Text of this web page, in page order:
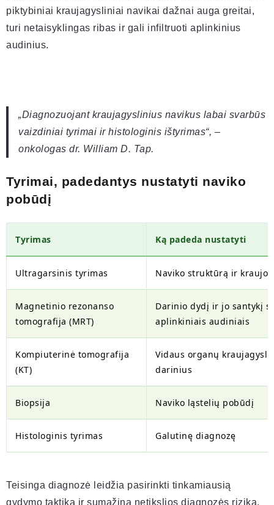
piktybiniai kraujagysliniai navikai dažnai auga greitai,
turi netaisyklingas ribas ir gali infiltruoti aplinkinius
audinius.
„Diagnozuojant kraujagyslinius navikus labai svarbūs
vaizdiniai tyrimai ir histologinis ištyrimas“, –
onkologas dr. William D. Tap.
Tyrimai, padedantys nustatyti naviko
pobūdį
Tyrimas Ką padeda nustatyti
Ultragarsinis tyrimas Naviko struktūrą ir
Magnetinio rezonanso
tomografija (MRT)
Darinio dydį ir jo santykį
aplinkiniais audiniais
Kompiuterinė tomografija
(KT)
Vidaus organų
darinius
Biopsija Naviko ląstelių pobūdį
Histologinis tyrimas Galutinę diagnozę
Teisinga diagnozė leidžia pasirinkti tinkamiausią
gydymo taktiką ir sumažina netikslios diagnozės riziką.